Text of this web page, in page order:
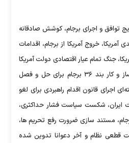
شامل نتایج توافق و اجرای برجام، کوشش صادقانه
خروج آمریکا از برجام، اقدامات
جنگ تمام عیار اقتصادی دولت آمریکا
علیه مردم ایران، استفاده از ساز و کار بند ۳۶ برجام برای حل و فصل
اجرای قانون اقدام راهبردی برای لغو
ایران، شکست سیاست فشار حداکثری،
مستند سازی ضرورت رفع تحریم ها،
قطعی نظام و آخر دعوانا تدوین شده